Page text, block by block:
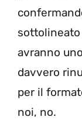
avranno
davvero
per il
noi, no.